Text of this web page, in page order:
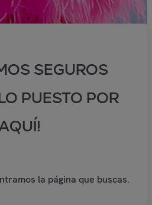
SEGUROS
PUESTO POR
la página que buscas.